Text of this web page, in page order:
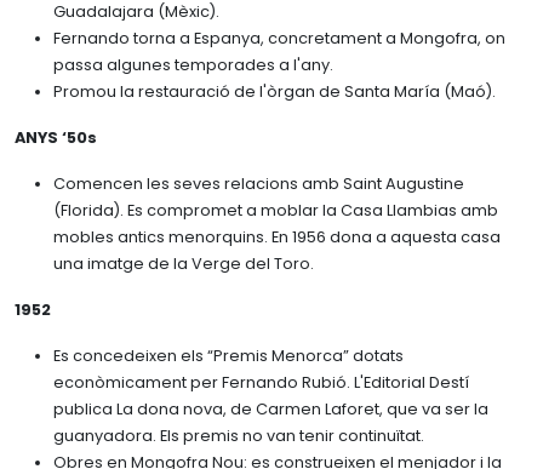
Guadalajara (Mèxic).
Fernando torna a Espanya, concretament a Mongofra, on
passa algunes temporades a l'any.
Promou la restauració de l'òrgan de Santa María (Maó).
ANYS ‘50s
Comencen les seves relacions amb Saint Augustine
(Florida). Es compromet a moblar la Casa Llambias amb
mobles antics menorquins. En 1956 dona a aquesta casa
una imatge de la Verge del Toro.
1952
Es concedeixen els “Premis Menorca” dotats
econòmicament per Fernando Rubió. L'Editorial Destí
publica La dona nova, de Carmen Laforet, que va ser la
guanyadora. Els premis no van tenir continuïtat.
Obres en Mongofra Nou: es construeixen el menjador i la